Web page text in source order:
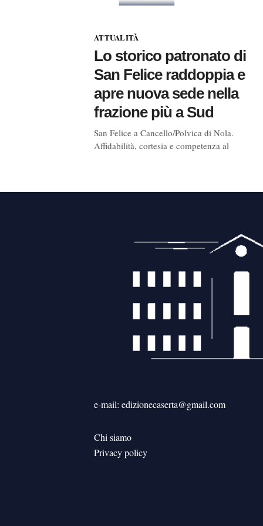
ATTUALITÀ
Lo storico patronato di
San Felice raddoppia e
apre nuova sede nella
frazione più a Sud
San Felice a Cancello/Polvica di Nola.
Affidabilità, cortesia e competenza al
e-mail: edizionecaserta@gmail.com
Chi siamo
Privacy policy